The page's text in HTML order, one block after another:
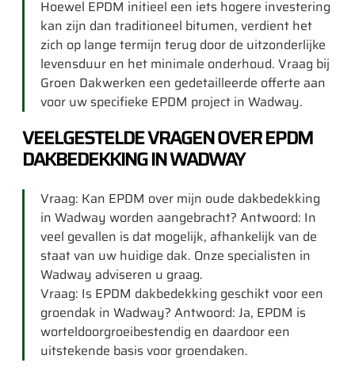
Hoewel EPDM initieel een iets hogere investering
kan zijn dan traditioneel bitumen, verdient het
zich op lange termijn terug door de uitzonderlijke
levensduur en het minimale onderhoud. Vraag bij
Groen Dakwerken een gedetailleerde offerte aan
voor uw specifieke EPDM project in Wadway.
VEELGESTELDE VRAGEN OVER EPDM
DAKBEDEKKING IN WADWAY
Vraag: Kan EPDM over mijn oude dakbedekking
in Wadway worden aangebracht? Antwoord: In
veel gevallen is dat mogelijk, afhankelijk van de
staat van uw huidige dak. Onze specialisten in
Wadway adviseren u graag.
Vraag: Is EPDM dakbedekking geschikt voor een
groendak in Wadway? Antwoord: Ja, EPDM is
worteldoorgroeibestendig en daardoor een
uitstekende basis voor groendaken.